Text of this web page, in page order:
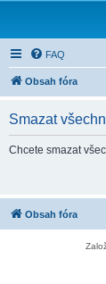
FAQ
Obsah fóra
Smazat
Chcete smazat
Obsah fóra